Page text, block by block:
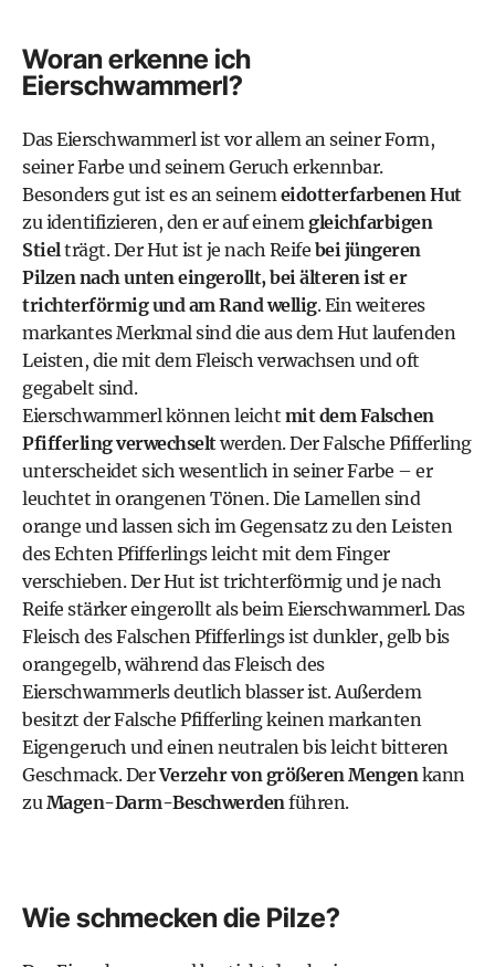
Woran erkenne ich
Eierschwammerl?
Das Eierschwammerl ist vor allem an seiner Form,
seiner Farbe und seinem Geruch erkennbar.
Besonders gut ist es an seinemeidotterfarbenen Hut
zu identifizieren, den er auf einemgleichfarbigen
Stielträgt. Der Hut ist je nach Reife bei jüngeren
Pilzen nach unten eingerollt, bei älteren ist er
trichterförmig und am Rand wellig. Ein weiteres
markantes Merkmal sind die aus dem Hut laufenden
Leisten, die mit dem Fleisch verwachsen und oft
gegabelt sind.
Eierschwammerl können leicht mit dem Falschen
Pfifferling verwechseltwerden. Der Falsche Pfifferling
unterscheidet sich wesentlich in seiner Farbe – er
leuchtet in orangenen Tönen. Die Lamellen sind
orange und lassen sich im Gegensatz zu den Leisten
des Echten Pfifferlings leicht mit dem Finger
verschieben. Der Hut ist trichterförmig und je nach
Reife stärker eingerollt als beim Eierschwammerl. Das
Fleisch des Falschen Pfifferlings ist dunkler, gelb bis
orangegelb, während das Fleisch des
Eierschwammerls deutlich blasser ist. Außerdem
besitzt der Falsche Pfifferling keinen markanten
Eigengeruch und einen neutralen bis leicht bitteren
Geschmack. DerVerzehr von größeren Mengenkann
zuMagen-Darm-Beschwerdenführen.
Wie schmecken die Pilze?